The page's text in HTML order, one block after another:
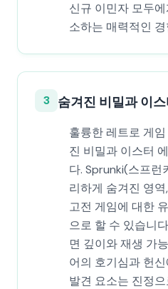
신규 이민자 모두
소하는 매력적인
3 숨겨진 비밀과 이
훌륭한 레트로 게
진 비밀과 이스터
다. Sprunki(스프런
리하게 숨겨진 영
고전 게임에 대한
으로 할 수 있습니
면 깊이와 재생 가
어의 호기심과 헌
발견 요소는 진정